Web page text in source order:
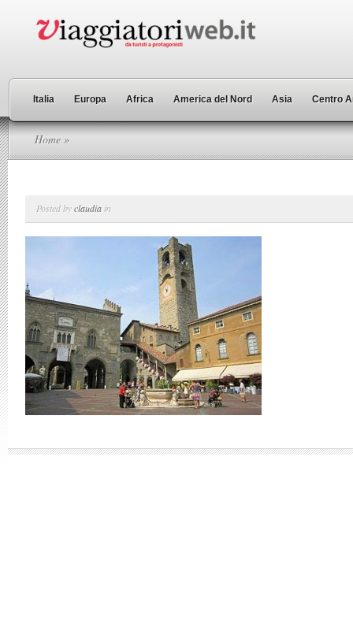
Italia Europa Africa America del Nord Asia Centro
Home »
Posted byclaudia in